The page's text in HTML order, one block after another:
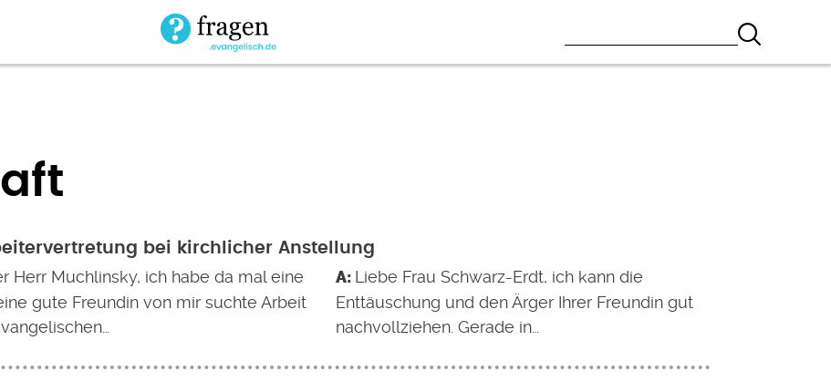
bei kirchlicher Anstellung
Herr Muchlinsky, ich habe da mal eine
gute Freundin von mir suchte Arbeit
Liebe Frau Schwarz-Erdt, ich kann die
Enttäuschung und den Ärger Ihrer Freundin gut
nachvollziehen. Gerade in…